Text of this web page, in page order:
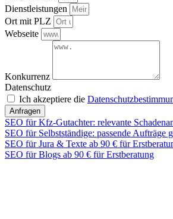
Dienstleistungen
Ort mit PLZ
Webseite
Konkurrenz
Datenschutz
Ich akzeptiere die
Anfragen
SEO für Kfz-Gutachter: relevante
SEO für Selbstständige: passende Aufträge
SEO für Jura & Texte ab 90 € für
SEO für Blogs ab 90 € für Erstberatung